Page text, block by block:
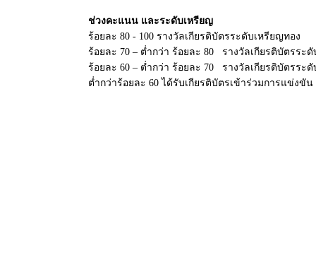
ช่วงคะแนน และระดับเหรียญ
ร้อยละ 80 - 100 รางวัลเกียรติบัตรระดับเหรียญทอง
ร้อยละ 70 – ต่ำกว่า ร้อยละ 80 รางวัลเกียรติบัตรระดั
ร้อยละ 60 – ต่ำกว่า ร้อยละ 70 รางวัลเกียรติบัตรระ
ต่ำกว่าร้อยละ 60 ได้รับเกียรติบัตรเข้าร่วมการแข่งขัน